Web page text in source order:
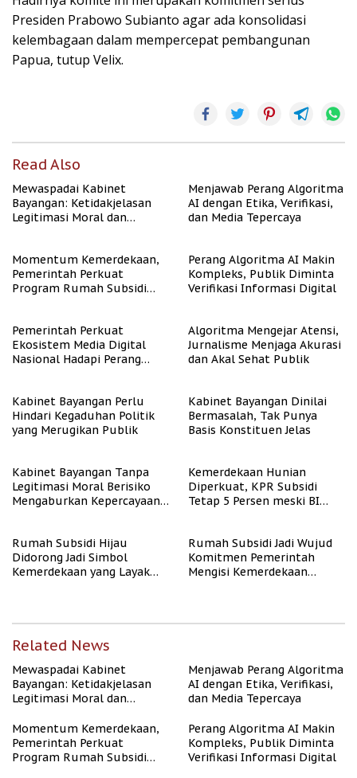
Presiden Prabowo Subianto agar ada konsolidasi
kelembagaan dalam mempercepat pembangunan
Papua, tutup Velix.
Read Also
Mewaspadai Kabinet
Bayangan: Ketidakjelasan
Legitimasi Moral dan
Menjawab Perang Algoritma
AI dengan Etika, Verifikasi,
dan Media Tepercaya
Momentum Kemerdekaan,
Pemerintah Perkuat
Program Rumah Subsidi
Perang Algoritma AI Makin
Kompleks, Publik Diminta
Verifikasi Informasi Digital
Pemerintah Perkuat
Ekosistem Media Digital
Nasional Hadapi Perang
Algoritma Mengejar Atensi,
Jurnalisme Menjaga Akurasi
dan Akal Sehat Publik
Kabinet Bayangan Perlu
Hindari Kegaduhan Politik
yang Merugikan Publik
Kabinet Bayangan Dinilai
Bermasalah, Tak Punya
Basis Konstituen Jelas
Kabinet Bayangan Tanpa
Legitimasi Moral Berisiko
Mengaburkan Kepercayaan
Kemerdekaan Hunian
Diperkuat, KPR Subsidi
Tetap 5 Persen meski BI
Rumah Subsidi Hijau
Didorong Jadi Simbol
Kemerdekaan yang Layak
Rumah Subsidi Jadi Wujud
Komitmen Pemerintah
Mengisi Kemerdekaan
Related News
Mewaspadai Kabinet
Bayangan: Ketidakjelasan
Legitimasi Moral dan
Menjawab Perang Algoritma
AI dengan Etika, Verifikasi,
dan Media Tepercaya
Momentum Kemerdekaan,
Pemerintah Perkuat
Program Rumah Subsidi
Perang Algoritma AI Makin
Kompleks, Publik Diminta
Verifikasi Informasi Digital